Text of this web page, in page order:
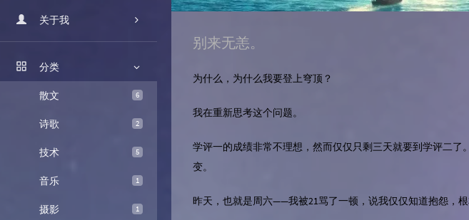
关于我
分类
6
散文
2
诗歌
5
技术
1
音乐
1
摄影
别来无恙。
为什么，为什么我要登上穹顶？
我在重新思考这个问题。
学评一的成绩非常不理想，然而仅仅只剩三天就要到学评二
变。
昨天，也就是周六——我被21骂了一顿，说我仅仅知道抱怨，根